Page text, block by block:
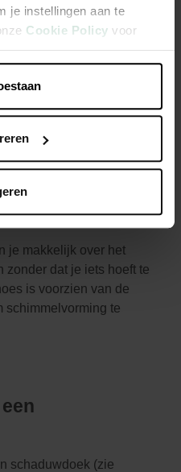
je instellingen aan te
Cookie Policy voor
zon of schaduw.
van het
is uitgeschoven. Via het
het weer kiezen
terras. Dat betekent ook
kan blijven hangen en
een speciale
je makkelijk over het
zonder dat je iets hoeft te
is voorzien van de
schimmelvorming te
schaduwdoek (zie